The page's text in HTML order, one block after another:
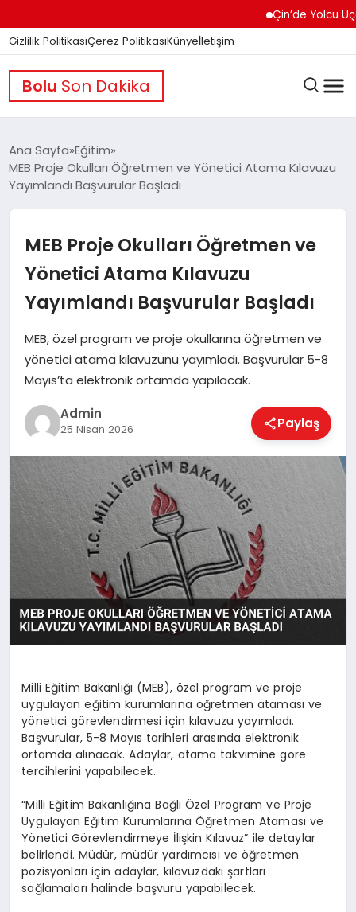
Çin’de Yolcu
Gizlilik PolitikasıÇerez PolitikasıKünyeİletişim
Bolu Son Dakika
GÜNDEM
DÜNYA
EĞITIM
EKONOMI
MAGAZIN
SAĞLIK
SPOR
TEKNOLOJI
Ana Sayfa Eğitim
MEB Proje Okulları Öğretmen ve Yönetici Atama Kılavuzu
Yayımlandı Başvurular Başladı
MEB Proje Okulları Öğretmen ve
Yönetici Atama Kılavuzu
Yayımlandı Başvurular Başladı
MEB, özel program ve proje okullarına öğretmen ve
yönetici atama kılavuzunu yayımladı. Başvurular 5-8
Mayıs’ta elektronik ortamda yapılacak.
Admin
25 Nisan 2026 Paylaş
Milli Eğitim Bakanlığı (MEB), özel program ve proje
uygulayan eğitim kurumlarına öğretmen ataması ve
yönetici görevlendirmesi için kılavuzu yayımladı.
Başvurular, 5-8 Mayıs tarihleri arasında elektronik
ortamda alınacak. Adaylar, atama takvimine göre
tercihlerini yapabilecek.
“Milli Eğitim Bakanlığına Bağlı Özel Program ve Proje
Uygulayan Eğitim Kurumlarına Öğretmen Ataması ve
Yönetici Görevlendirmeye İlişkin Kılavuz” ile detaylar
belirlendi. Müdür, müdür yardımcısı ve öğretmen
pozisyonları için adaylar, kılavuzdaki şartları
sağlamaları halinde başvuru yapabilecek.